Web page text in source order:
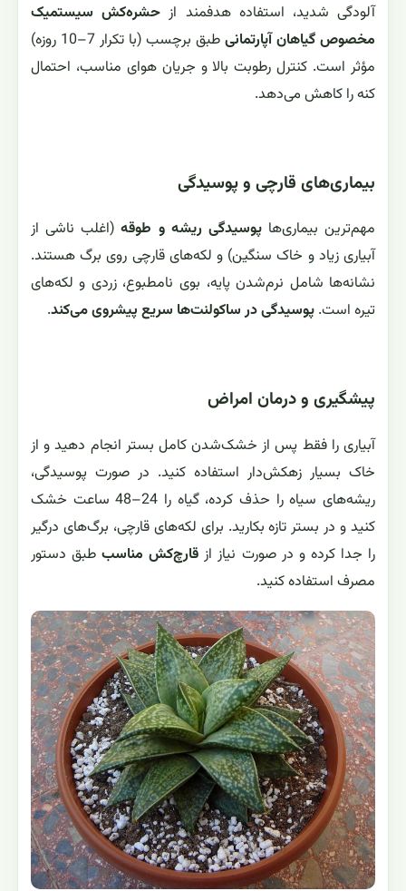
آلودگی شدید، استفاده هدفمند از حشره‌کش سیستمیک
مخصوص گیاهان آپارتمانی
طبق برچسب (با تکرار 7–10 روزه)
مؤثر است. کنترل رطوبت بالا و جریان هوای مناسب، احتمال
کنه را کاهش می‌دهد.
بیماری‌های قارچی و پوسیدگی
مهم‌ترین بیماری‌هاپوسیدگی ریشه و طوقه(اغلب ناشی از
آبیاری زیاد و خاک سنگین) و لکه‌های قارچی روی برگ هستند.
نشانه‌ها شامل نرم‌شدن پایه، بوی نامطبوع، زردی و لکه‌های
تیره است. پوسیدگی در ساکولنت‌ها سریع پیشروی می‌کند.
پیشگیری و درمان امراض
آبیاری را فقط پس از خشک‌شدن کامل بستر انجام دهید و از
خاک بسیار زهکش‌دار استفاده کنید. در صورت پوسیدگی،
ریشه‌های سیاه را حذف کرده، گیاه را 24–48 ساعت خشک
کنید و در بستر تازه بکارید. برای لکه‌های قارچی، برگ‌های درگیر
را جدا کرده و در صورت نیاز از قارچ‌کش مناسبطبق دستور
مصرف استفاده کنید.